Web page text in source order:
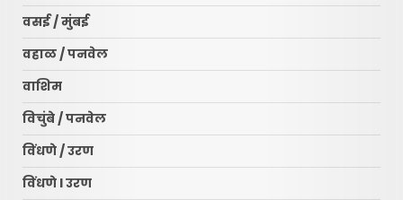
वसई / मुंबई
वहाळ / पनवेल
वाशिम
विचुंबे / पनवेल
विंधणे / उरण
विंधणे l उरण
l दि. १० जुलै २०२६